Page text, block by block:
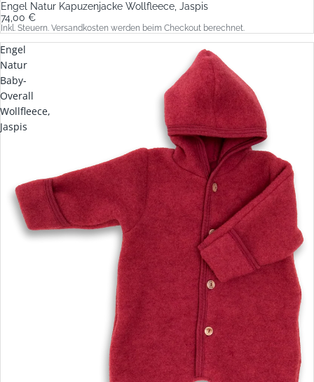
Engel Natur Kapuzenjacke Wollfleece, Jaspis
74,00 €
Inkl. Steuern. Versandkosten werden beim Checkout berechnet.
Engel
Natur
Baby-
Overall
Wollfleece,
Jaspis